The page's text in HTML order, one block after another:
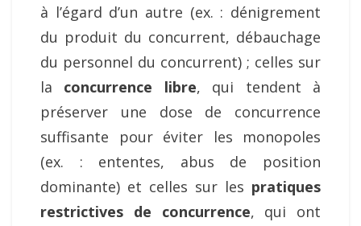
à l’égard d’un autre (ex. : dénigrement
du produit du concurrent, débauchage
du personnel du concurrent) ; celles sur
la concurrence libre, qui tendent à
préserver une dose de concurrence
suffisante pour éviter les monopoles
(ex. : ententes, abus de position
dominante) et celles sur les pratiques
restrictives de concurrence, qui ont